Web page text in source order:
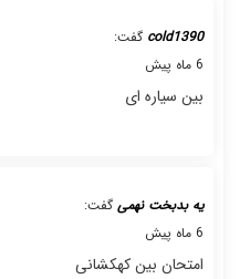
cold1390 گفت:
6 ماه پیش
بین سیاره ای
یه بدبخت نهمی گفت:
6 ماه پیش
امتحان بین کهکشانی